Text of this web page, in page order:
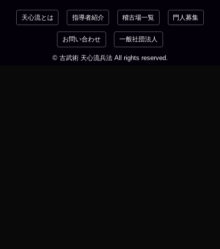
天心流とは 指導者紹介 稽古場一覧 門人募集
お問い合わせ 一般社団法人
© 古武術 天心流兵法 All rights reserved.